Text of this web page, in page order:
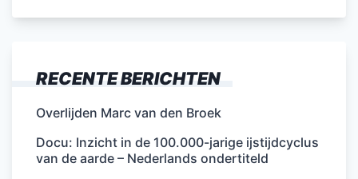
RECENTE BERICHTEN
Overlijden Marc van den Broek
Docu: Inzicht in de 100.000-jarige ijstijdcyclus
van de aarde – Nederlands ondertiteld